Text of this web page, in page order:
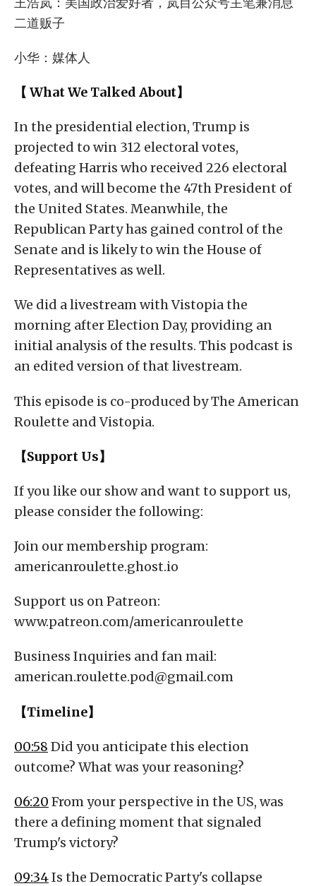
二道贩子
小华：媒体人
【 What We Talked About】
In the presidential election, Trump is
projected to win 312 electoral votes,
defeating Harris who received 226 electoral
votes, and will become the 47th President of
the United States. Meanwhile, the
Republican Party has gained control of the
Senate and is likely to win the House of
Representatives as well.
We did a livestream with Vistopia the
morning after Election Day, providing an
initial analysis of the results. This podcast is
an edited version of that livestream.
This episode is co-produced by The American
Roulette and Vistopia.
【Support Us】
If you like our show and want to support us,
please consider the following:
Join our membership program:
americanroulette.ghost.io
Support us on Patreon:
www.patreon.com/americanroulette
Business Inquiries and fan mail:
american.roulette.pod@gmail.com
【Timeline】
00:58 Did you anticipate this election
outcome? What was your reasoning?
06:20 From your perspective in the US, was
there a defining moment that signaled
Trump's victory?
09:34Is the Democratic Party's collapse